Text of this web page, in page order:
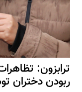
ترابزون:
ربودن دختران